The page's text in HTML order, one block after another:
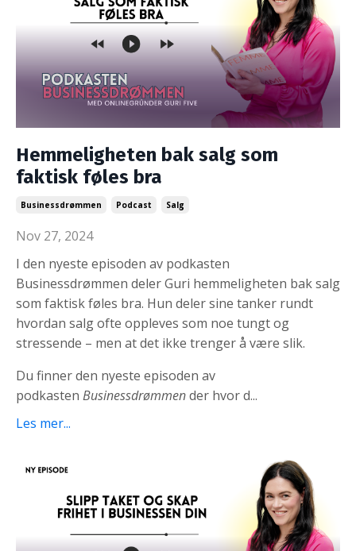
Hemmeligheten bak salg som
faktisk føles bra
Businessdrømmen Podcast Salg
Nov 27, 2024
I den nyeste episoden av podkasten
Businessdrømmen deler Guri hemmeligheten bak salg
som faktisk føles bra. Hun deler sine tanker rundt
hvordan salg ofte oppleves som noe tungt og
stressende – men at det ikke trenger å være slik.
Du finner den nyeste episoden av
podkasten Businessdrømmender hvor d...
Les mer...